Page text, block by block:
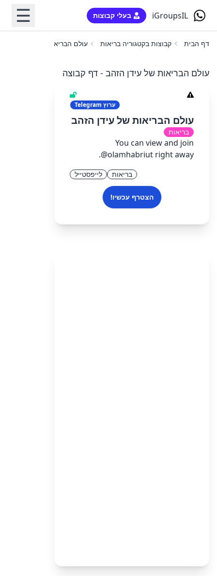
iGroupsIL בעלי קבוצות ☰
דף הבית קבוצות בקטגוריה בריאות עולם הבריאות של עידן הזהב
עולם הבריאות של עידן הזהב - דף קבוצה
ערוץ
עולם הבריאות של עידן הזהב
בריאות
You can view and join
@olamhabriut right away.
בריאות לייפסטייל
הצטרף עכשיו!